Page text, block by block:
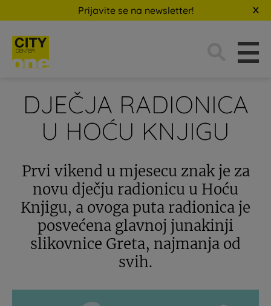
Prijavite se na newsletter!
DJEČJA RADIONICA
U HOĆU KNJIGU
Prvi vikend u mjesecu znak je za
novu dječju radionicu u Hoću
Knjigu, a ovoga puta radionica je
posvećena glavnoj junakinji
slikovnice Greta, najmanja od
svih.